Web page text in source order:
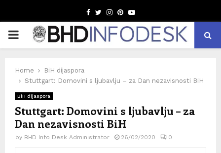
Facebook
TwitterInstagram
Pinterest
Youtube
PRIMARY
Home
BiH dijaspora
Stuttgart: Domovini s ljubavlju – za Dan nezavisnosti BiH
BiH dijaspora
Stuttgart: Domovini s ljubavlju – za
Dan nezavisnosti BiH
by BHD Info Desk Administrator 26/02/2020 0